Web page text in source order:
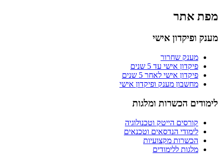
מפת אתר
מענק ופיקדון אישי
מענק שחרור
פיקדון אישי עד 5 שנים
פיקדון אישי לאחר 5 שנים
מחשבון מענק ופיקדון אישי
לימודים הכשרות ומלגות
קורסים הייטק וטכנולוגיה
לימודי הנדסאים וטכנאים
הכשרות מקצועיות
מלגות ללימודים